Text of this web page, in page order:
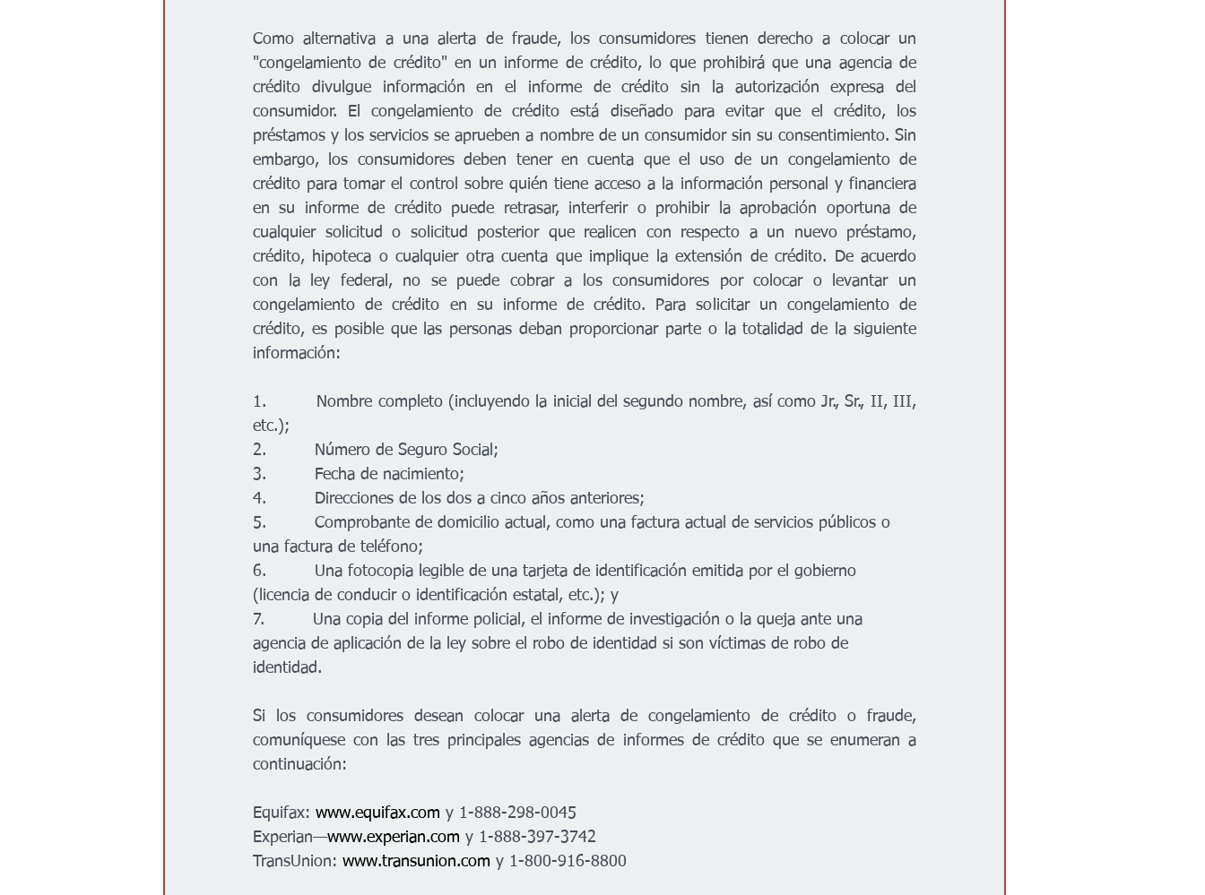
Como alternativa a una alerta de fraude, los consumidores tienen derecho a colocar un
"congelamiento de crédito" en un informe de crédito, lo que prohibirá que una agencia de
crédito divulgue información en el informe de crédito sin la autorización expresa del
consumidor. El congelamiento de crédito está diseñado para evitar que el crédito, los
préstamos y los servicios se aprueben a nombre de un consumidor sin su consentimiento. Sin
embargo, los consumidores deben tener en cuenta que el uso de un congelamiento de
crédito para tomar el control sobre quién tiene acceso a la información personal y financiera
en su informe de crédito puede retrasar, interferir o prohibir la aprobación oportuna de
cualquier solicitud o solicitud posterior que realicen con respecto a un nuevo préstamo,
crédito, hipoteca o cualquier otra cuenta que implique la extensión de crédito. De acuerdo
con la ley federal, no se puede cobrar a los consumidores por colocar o levantar un
congelamiento de crédito en su informe de crédito. Para solicitar un congelamiento de
crédito, es posible que las personas deban proporcionar parte o la totalidad de la siguiente
información:
1.         Nombre completo (incluyendo la inicial del segundo nombre, así como Jr., Sr., II, III,
etc.);
2.         Número de Seguro Social;
3.         Fecha de nacimiento;
4.         Direcciones de los dos a cinco años anteriores;
5.         Comprobante de domicilio actual, como una factura actual de servicios públicos o
una factura de teléfono;
6.         Una fotocopia legible de una tarjeta de identificación emitida por el gobierno
(licencia de conducir o identificación estatal, etc.); y
7.         Una copia del informe policial, el informe de investigación o la queja ante una
agencia de aplicación de la ley sobre el robo de identidad si son víctimas de robo de
identidad.
Si los consumidores desean colocar una alerta de congelamiento de crédito o fraude,
comuníquese con las tres principales agencias de informes de crédito que se enumeran a
continuación:
Equifax: www.equifax.com y 1-888-298-0045
Experian—www.experian.com y 1-888-397-3742
TransUnion: www.transunion.com y 1-800-916-8800